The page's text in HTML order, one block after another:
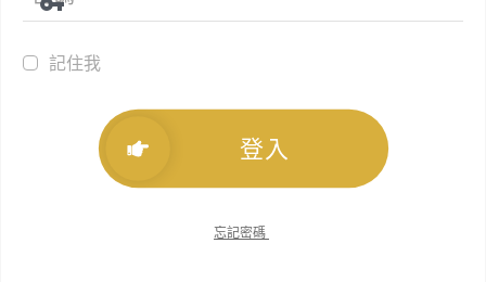
記住我
登入
忘記密碼